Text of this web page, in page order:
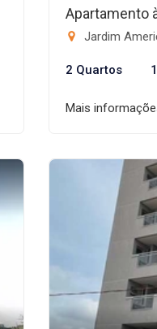
Apartamento
Jardim
2 Quartos
Mais